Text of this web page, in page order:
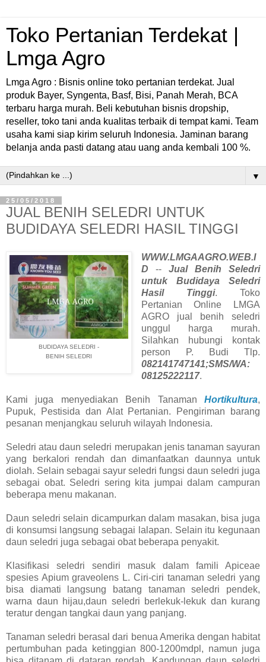
Toko Pertanian Terdekat |
Lmga Agro
Lmga Agro : Bisnis online toko pertanian terdekat. Jual
produk Bayer, Syngenta, Basf, Bisi, Panah Merah, BCA
terbaru harga murah. Beli kebutuhan bisnis dropship,
reseller, toko tani anda kualitas terbaik di tempat kami. Team
usaha kami siap kirim seluruh Indonesia. Jaminan barang
belanja anda pasti datang atau uang anda kembali 100 %.
▼
25/05/2018
JUAL BENIH SELEDRI UNTUK
BUDIDAYA SELEDRI HASIL TINGGI
BUDIDAYA SELEDRI -
BENIH SELEDRI
WWW.LMGAAGRO.WEB.I
D -- Jual Benih Seledri
untuk Budidaya Seledri
Hasil Tinggi. Toko
Pertanian Online LMGA
AGRO jual benih seledri
unggul harga murah.
Silahkan hubungi kontak
person P. Budi Tlp.
082141747141;SMS/WA:
08125222117.
Kami juga menyediakan Benih Tanaman Hortikultura,
Pupuk, Pestisida dan Alat Pertanian. Pengiriman barang
pesanan menjangkau seluruh wilayah Indonesia.
Seledri atau daun seledri merupakan jenis tanaman sayuran
yang berkalori rendah dan dimanfaatkan daunnya untuk
diolah. Selain sebagai sayur seledri fungsi daun seledri juga
sebagai obat. Seledri sering kita jumpai dalam campuran
beberapa menu makanan.
Daun seledri selain dicampurkan dalam masakan, bisa juga
di konsumsi langsung sebagai lalapan. Selain itu kegunaan
daun seledri juga sebagai obat beberapa penyakit.
Klasifikasi seledri sendiri masuk dalam famili Apiceae
spesies Apium graveolens L. Ciri-ciri tanaman seledri yang
bisa diamati langsung batang tanaman seledri pendek,
warna daun hijau,daun seledri berlekuk-lekuk dan kurang
teratur dengan tangkai daun yang panjang.
Tanaman seledri berasal dari benua Amerika dengan habitat
pertumbuhan pada ketinggian 800-1200mdpl, namun juga